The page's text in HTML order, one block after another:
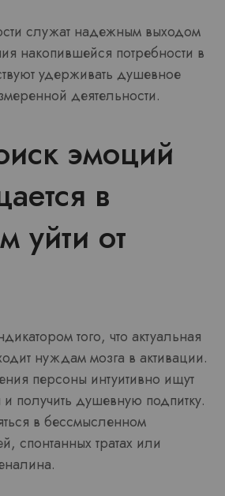
служат надежным выходом
накопившейся потребности в
удерживать душевное
деятельности.
эмоций
в
уйти от
того, что актуальная
нуждам мозга в активации.
персоны интуитивно ищут
и получить душевную подпитку.
в бессмысленном
спонтанных тратах или